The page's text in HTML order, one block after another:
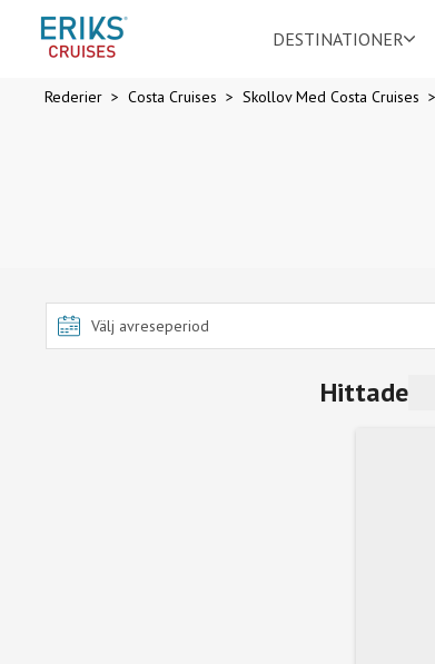
DESTINATIONER
Rederier Costa Cruises Skollov Med Costa Cruises
Hittade